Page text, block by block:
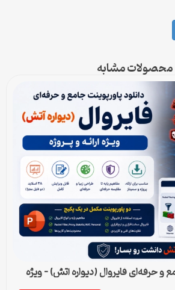
محصولات مشابه
و حرفه‌ای فایروال (دیواره آتش) – ویژه